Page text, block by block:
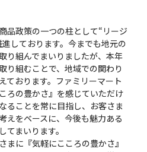
品政策の一つの柱として“リージ
しております。今までも地元の
り組んでまいりましたが、本年
り組むことで、地域での関わり
ております。ファミリーマート
ろの豊かさ』を感じていただけ
ることを常に目指し、お客さま
えをベースに、今後も魅力ある
まいります。
まに『気軽にこころの豊かさ』